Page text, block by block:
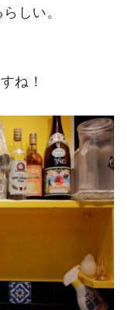
しい。
ね！